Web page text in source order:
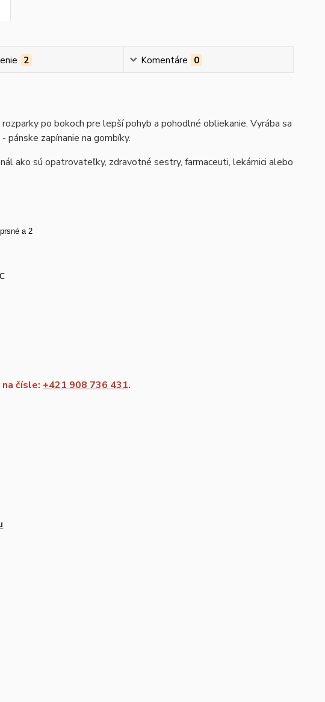
2 Komentáre 0
po bokoch pre lepší pohyb a pohodlné obliekanie. Vyrába sa
pánske zapínanie na gombíky.
ako sú opatrovateľky, zdravotné sestry, farmaceuti, lekárnici alebo
a 2
čísle: +421 908 736 431.